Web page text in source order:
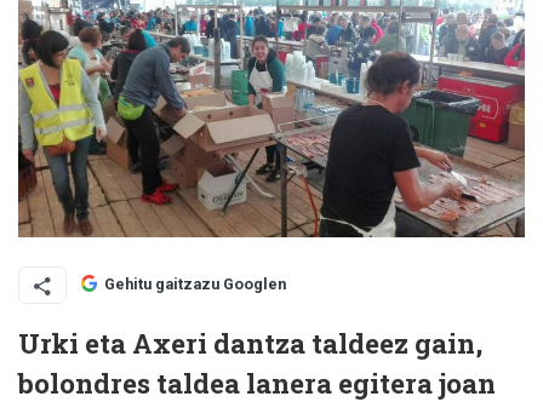
Gehitu gaitzazu Googlen
Urki eta Axeri dantza taldeez gain,
bolondres taldea lanera egitera joan